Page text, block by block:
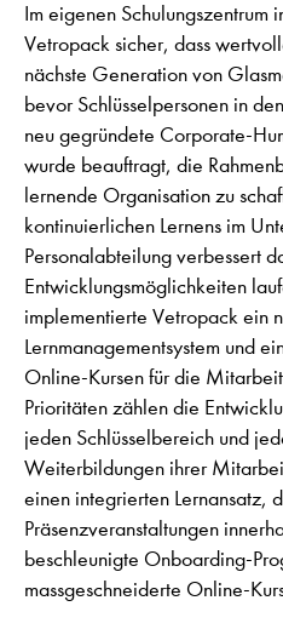
Im eigenen Schulungszentrum
Vetropack sicher, dass
nächste Generation von
bevor Schlüsselpersonen in
neu gegründete Corporate-
wurde beauftragt, die
lernende Organisation zu
kontinuierlichen Lernens im
Personalabteilung verbessert
Entwicklungsmöglichkeiten
implementierte Vetropack ein
Lernmanagementsystem und
Online-Kursen für die
Prioritäten zählen die
jeden Schlüsselbereich und
Weiterbildungen ihrer
einen integrierten Lernansatz,
Präsenzveranstaltungen
beschleunigte Onboarding-
massgeschneiderte Online-